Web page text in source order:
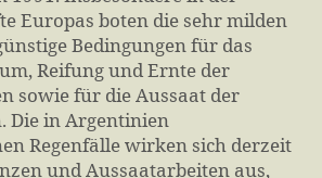
Europas boten die sehr milden
Bedingungen für das
Reifung und Ernte der
sowie für die Aussaat der
in Argentinien
Regenfälle wirken sich derzeit
und Aussaatarbeiten aus,